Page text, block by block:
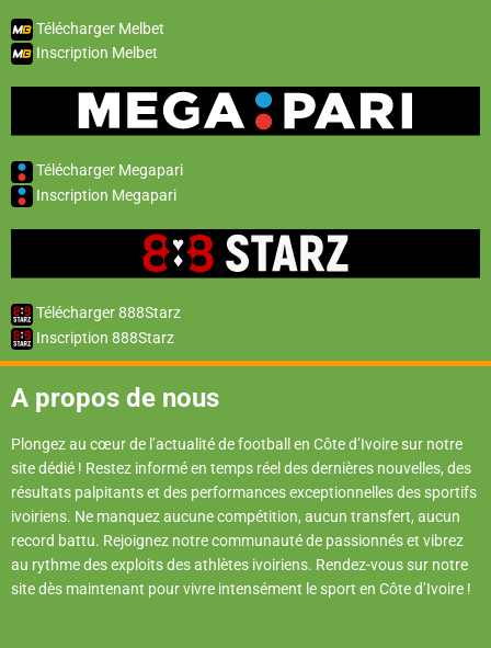
Télécharger Melbet
Inscription Melbet
Télécharger Megapari
Inscription Megapari
Télécharger 888Starz
Inscription 888Starz
A propos de nous
Plongez au cœur de l’actualité de football en Côte d’Ivoire sur notre
site dédié ! Restez informé en temps réel des dernières nouvelles, des
résultats palpitants et des performances exceptionnelles des sportifs
ivoiriens. Ne manquez aucune compétition, aucun transfert, aucun
record battu. Rejoignez notre communauté de passionnés et vibrez
au rythme des exploits des athlètes ivoiriens. Rendez-vous sur notre
site dès maintenant pour vivre intensément le sport en Côte d’Ivoire !